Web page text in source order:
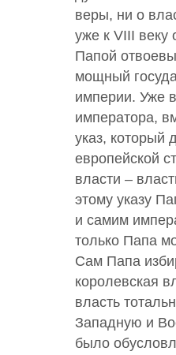
веры, ни о
уже к VIII веку
Папой
мощный
империи. Уже
императора,
указ, который
европейской
власти –
этому указу
и самим
только Папа
Сам Папа
королевская
власть
Западную и
было